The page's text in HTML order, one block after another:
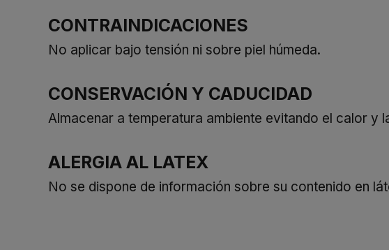
CONTRAINDICACIONES
No aplicar bajo tensión ni sobre piel húmeda.
CONSERVACIÓN Y CADUCIDAD
Almacenar a temperatura ambiente evitando el calor y
ALERGIA AL LATEX
No se dispone de información sobre su contenido en